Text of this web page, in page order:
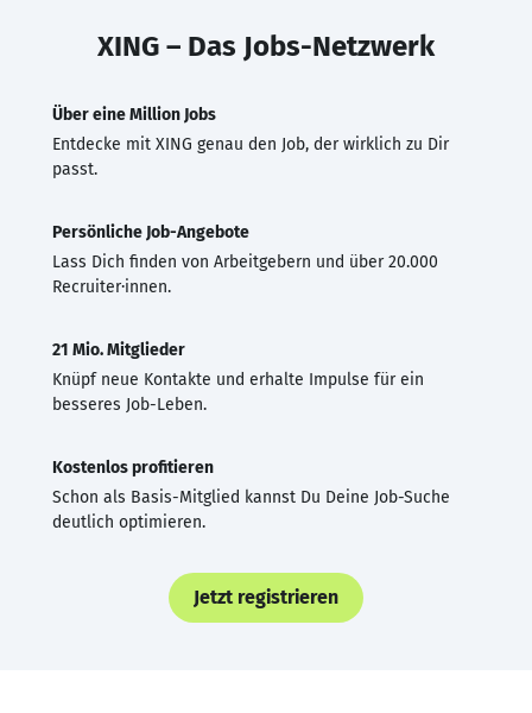
XING – Das Jobs-Netzwerk
Über eine Million Jobs
Entdecke mit XING genau den Job, der wirklich zu Dir
passt.
Persönliche Job-Angebote
Lass Dich finden von Arbeitgebern und über 20.000
Recruiter·innen.
21 Mio. Mitglieder
Knüpf neue Kontakte und erhalte Impulse für ein
besseres Job-Leben.
Kostenlos profitieren
Schon als Basis-Mitglied kannst Du Deine Job-Suche
deutlich optimieren.
Jetzt registrieren